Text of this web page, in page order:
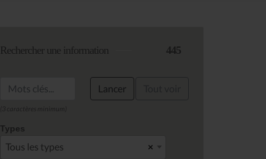
Rechercher une information 445
Lancer
Types
×
Tous les types